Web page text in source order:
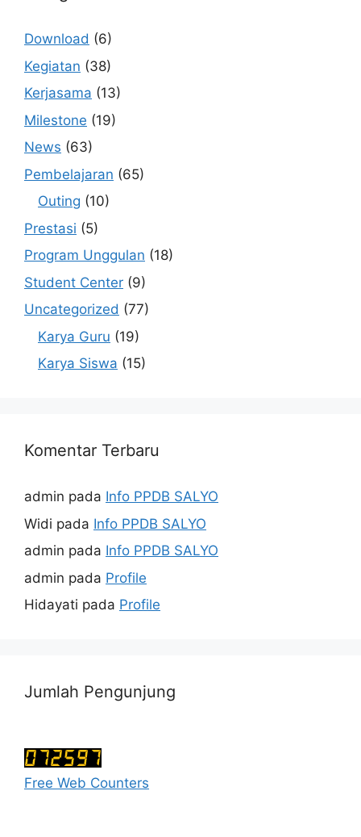
Download (6)
Kegiatan (38)
Kerjasama (13)
Milestone (19)
News (63)
Pembelajaran (65)
Outing (10)
Prestasi (5)
Program Unggulan (18)
Student Center (9)
Uncategorized (77)
Karya Guru (19)
Karya Siswa (15)
Komentar Terbaru
admin pada Info PPDB SALYO
Widi pada Info PPDB SALYO
admin pada Info PPDB SALYO
admin pada Profile
Hidayati pada Profile
Jumlah Pengunjung
Free Web Counters